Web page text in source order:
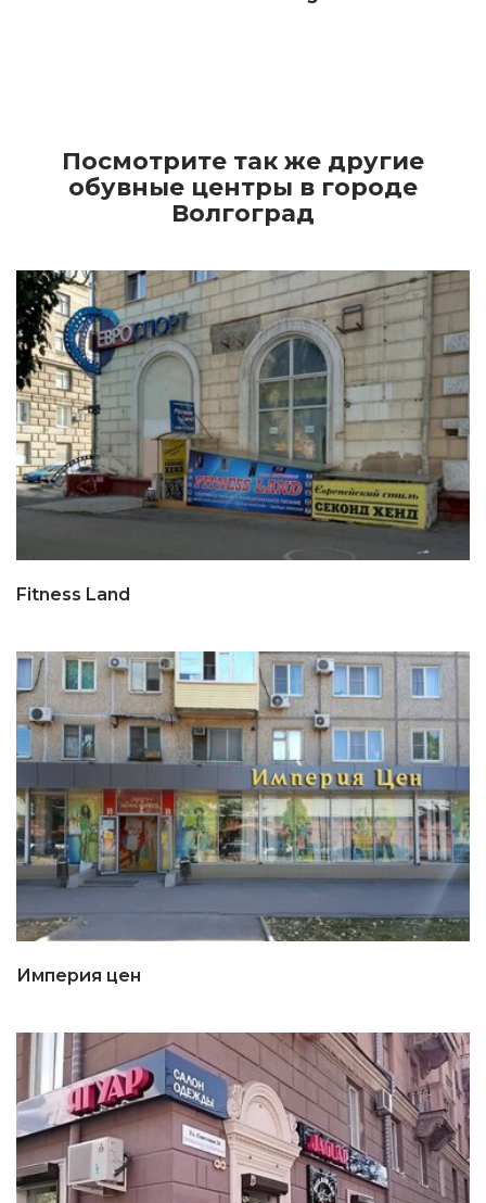
Посмотрите так же другие
обувные центры в городе
Волгоград
Fitness Land
Империя цен